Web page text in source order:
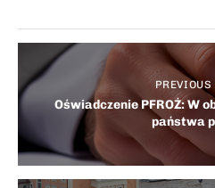
PREVIOUS
Oświadczenie PFROŻ: W
państwa